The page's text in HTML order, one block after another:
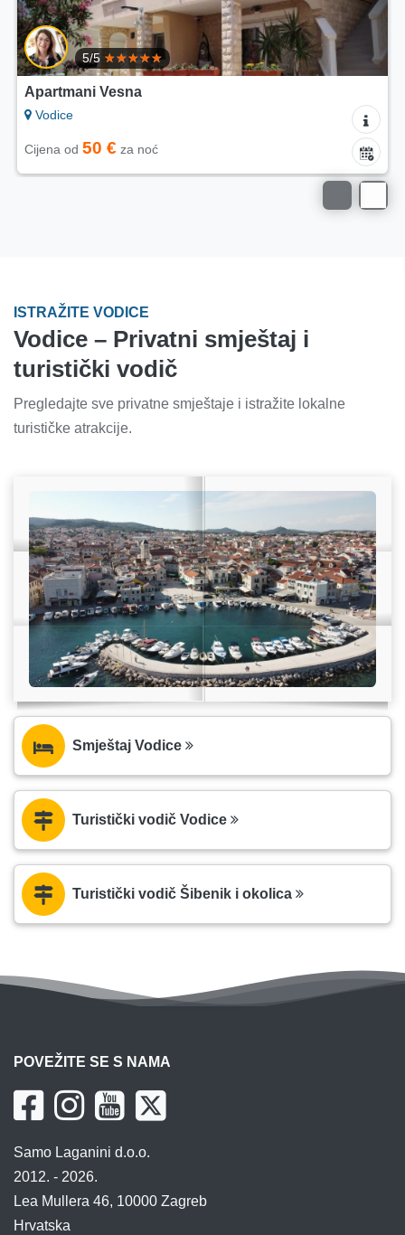
5/5
Apartmani Vesna
Vodice
Cijena od 50 € za noć
ISTRAŽITE VODICE
Vodice – Privatni smještaj i
turistički vodič
Pregledajte sve privatne smještaje i istražite lokalne
turističke atrakcije.
Smještaj Vodice
Turistički vodič Vodice
Turistički vodič Šibenik i okolica
POVEŽITE SE S NAMA
Samo Laganini d.o.o.
2012. - 2026.
Lea Mullera 46, 10000 Zagreb
Hrvatska